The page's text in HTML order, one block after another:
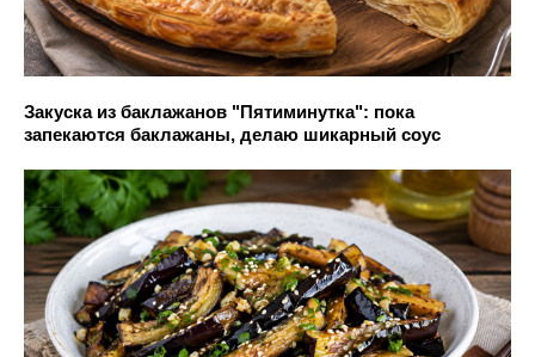
Закуска из баклажанов "Пятиминутка": пока
запекаются баклажаны, делаю шикарный соус